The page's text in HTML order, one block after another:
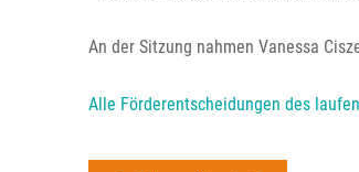
An der Sitzung nahmen Vanessa
Alle Förderentscheidungen des